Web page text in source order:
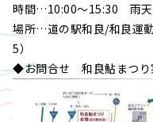
時間…10:00～15:30 雨天
場所…道の駅和良/和良運
5）
◆お問合せ 和良鮎まつ